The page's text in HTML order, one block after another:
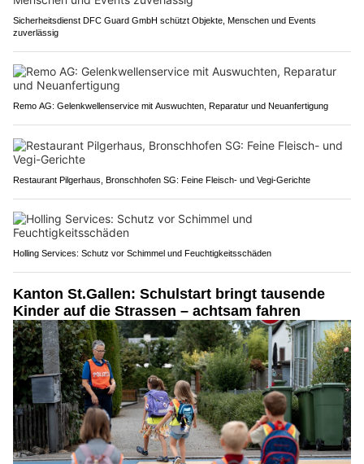
Sicherheitsdienst DFC Guard GmbH schützt Objekte, Menschen und Events
zuverlässig
Remo AG: Gelenkwellenservice mit Auswuchten, Reparatur und Neuanfertigung
Restaurant Pilgerhaus, Bronschhofen SG: Feine Fleisch- und Vegi-Gerichte
Holling Services: Schutz vor Schimmel und Feuchtigkeitsschäden
Kanton St.Gallen: Schulstart bringt tausende
Kinder auf die Strassen – achtsam fahren